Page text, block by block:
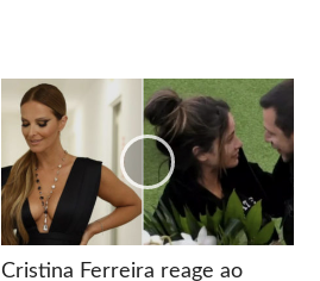
Cristina Ferreira reage ao